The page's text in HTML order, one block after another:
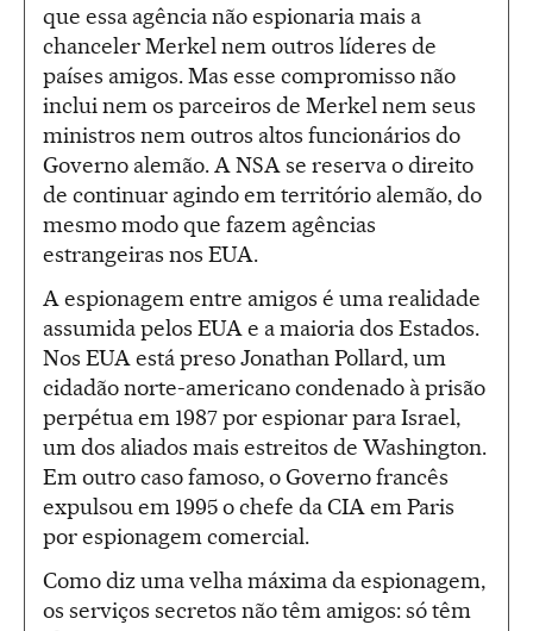
que essa agência não espionaria mais a
chanceler Merkel nem outros líderes de
países amigos. Mas esse compromisso não
inclui nem os parceiros de Merkel nem seus
ministros nem outros altos funcionários do
Governo alemão. A NSA se reserva o direito
de continuar agindo em território alemão, do
mesmo modo que fazem agências
estrangeiras nos EUA.
A espionagem entre amigos é uma realidade
assumida pelos EUA e a maioria dos Estados.
Nos EUA está preso Jonathan Pollard, um
cidadão norte-americano condenado à prisão
perpétua em 1987 por espionar para Israel,
um dos aliados mais estreitos de Washington.
Em outro caso famoso, o Governo francês
expulsou em 1995 o chefe da CIA em Paris
por espionagem comercial.
Como diz uma velha máxima da espionagem,
os serviços secretos não têm amigos: só têm